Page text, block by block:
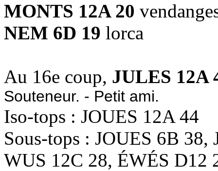
MONTS 12A 20
NEM 6D 19 lorca
Au 16e coup, JULES 12A
Souteneur. - Petit ami.
Iso-tops : JOUES 12A 44
Sous-tops : JOUES 6B
WUS 12C 28, ÉWÉS D12